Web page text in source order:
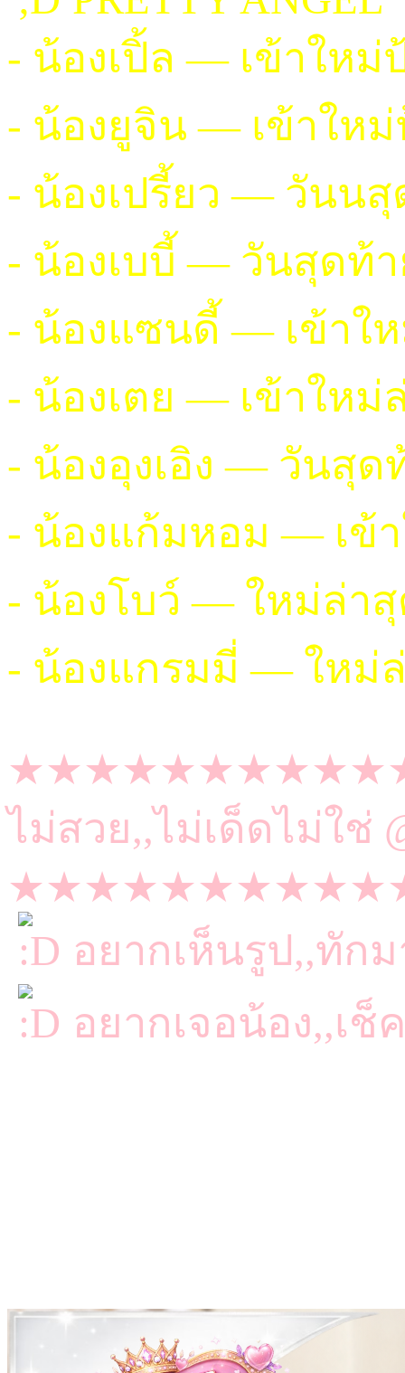
- น้องเปิ้ล — เข้าใหม่
- น้องยูจิน — เข้าให
- น้องเปรี้ยว — วันน
- น้องเบบี้ — วันสุดท้
- น้องแซนดี้ — เข้าใ
- น้องเตย — เข้าใหม่
- น้องอุงเอิง — วันสุด
- น้องแก้มหอม — เข้
- น้องโบว์ — ใหม่ล่า
- น้องแกรมมี่ — ใหม่
ไม่สวย,,ไม่เด็ดไม่ใช่
อยากเห็นรูป,,ทัก
อยากเจอน้อง,,เช็